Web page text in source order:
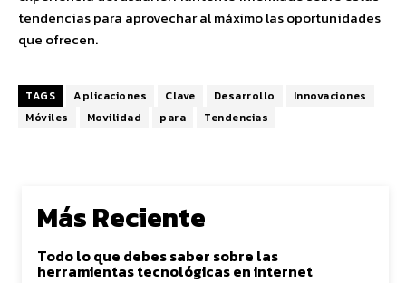
tendencias para aprovechar al máximo las oportunidades
que ofrecen.
TAGS Aplicaciones Clave Desarrollo
Innovaciones
Móviles
Movilidad para Tendencias
Más Reciente
Todo lo que debes saber sobre las
herramientas tecnológicas en internet